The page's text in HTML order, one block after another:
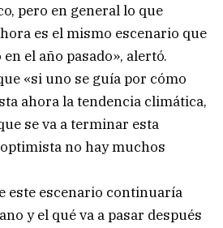
pero en general lo que
es el mismo escenario que
el año pasado», alertó.
«si uno se guía por cómo
ahora la tendencia climática,
se va a terminar esta
no hay muchos
este escenario continuaría
y el qué va a pasar después